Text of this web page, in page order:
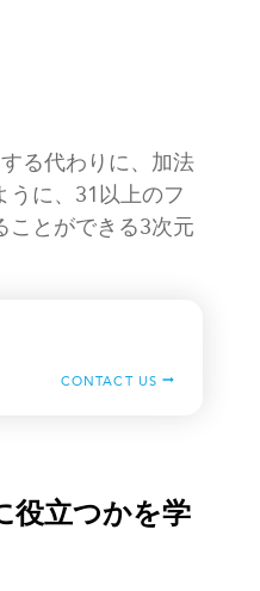
る代わりに、加法
に、31以上のフ
ことができる3次元
CONTACT US
役立つかを学